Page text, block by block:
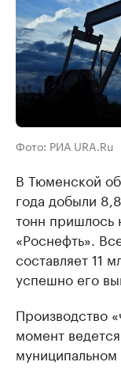
Фото: РИА URA.Ru
В Тюменской
года добыли
тонн пришлось
«Роснефть».
составляет 11
успешно его
Производство
момент
муниципальном